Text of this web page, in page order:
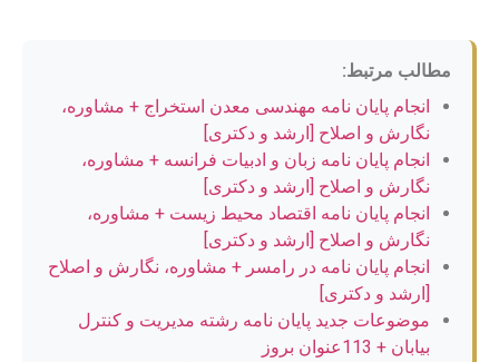
مطالب مرتبط:
انجام پایان نامه مهندسی معدن استخراج + مشاوره،
نگارش و اصلاح [ارشد و دکتری]
انجام پایان نامه زبان و ادبیات فرانسه + مشاوره،
نگارش و اصلاح [ارشد و دکتری]
انجام پایان نامه اقتصاد محیط زیست + مشاوره،
نگارش و اصلاح [ارشد و دکتری]
انجام پایان نامه در رامسر + مشاوره، نگارش و اصلاح
[ارشد و دکتری]
موضوعات جدید پایان نامه رشته مدیریت و کنترل
بیابان + 113عنوان بروز